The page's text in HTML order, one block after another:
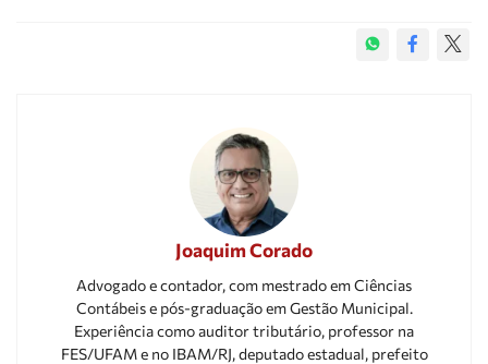
Joaquim Corado
Advogado e contador, com mestrado em Ciências
Contábeis e pós-graduação em Gestão Municipal.
Experiência como auditor tributário, professor na
FES/UFAM e no IBAM/RJ, deputado estadual, prefeito